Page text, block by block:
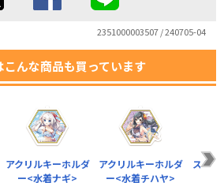
2351000003507 / 240705-04
んな商品も買っています
アクリルキーホルダ
ー<水着ナギ>
アクリルキーホルダ
ー<水着チハヤ>
ステ